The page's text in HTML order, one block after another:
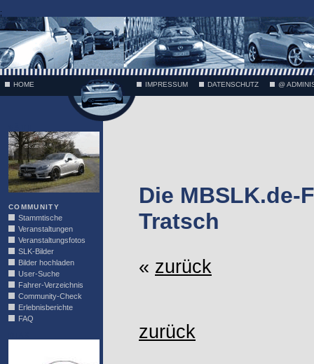
;
HOME IMPRESSUM DATENSCHUTZ @
COMMUNITY
Stammtische
Veranstaltungen
Veranstaltungsfotos
SLK-Bilder
Bilder hochladen
User-Suche
Fahrer-Verzeichnis
Community-Check
Erlebnisberichte
FAQ
Die MBSLK.de-
Tratsch
« zurück
zurück